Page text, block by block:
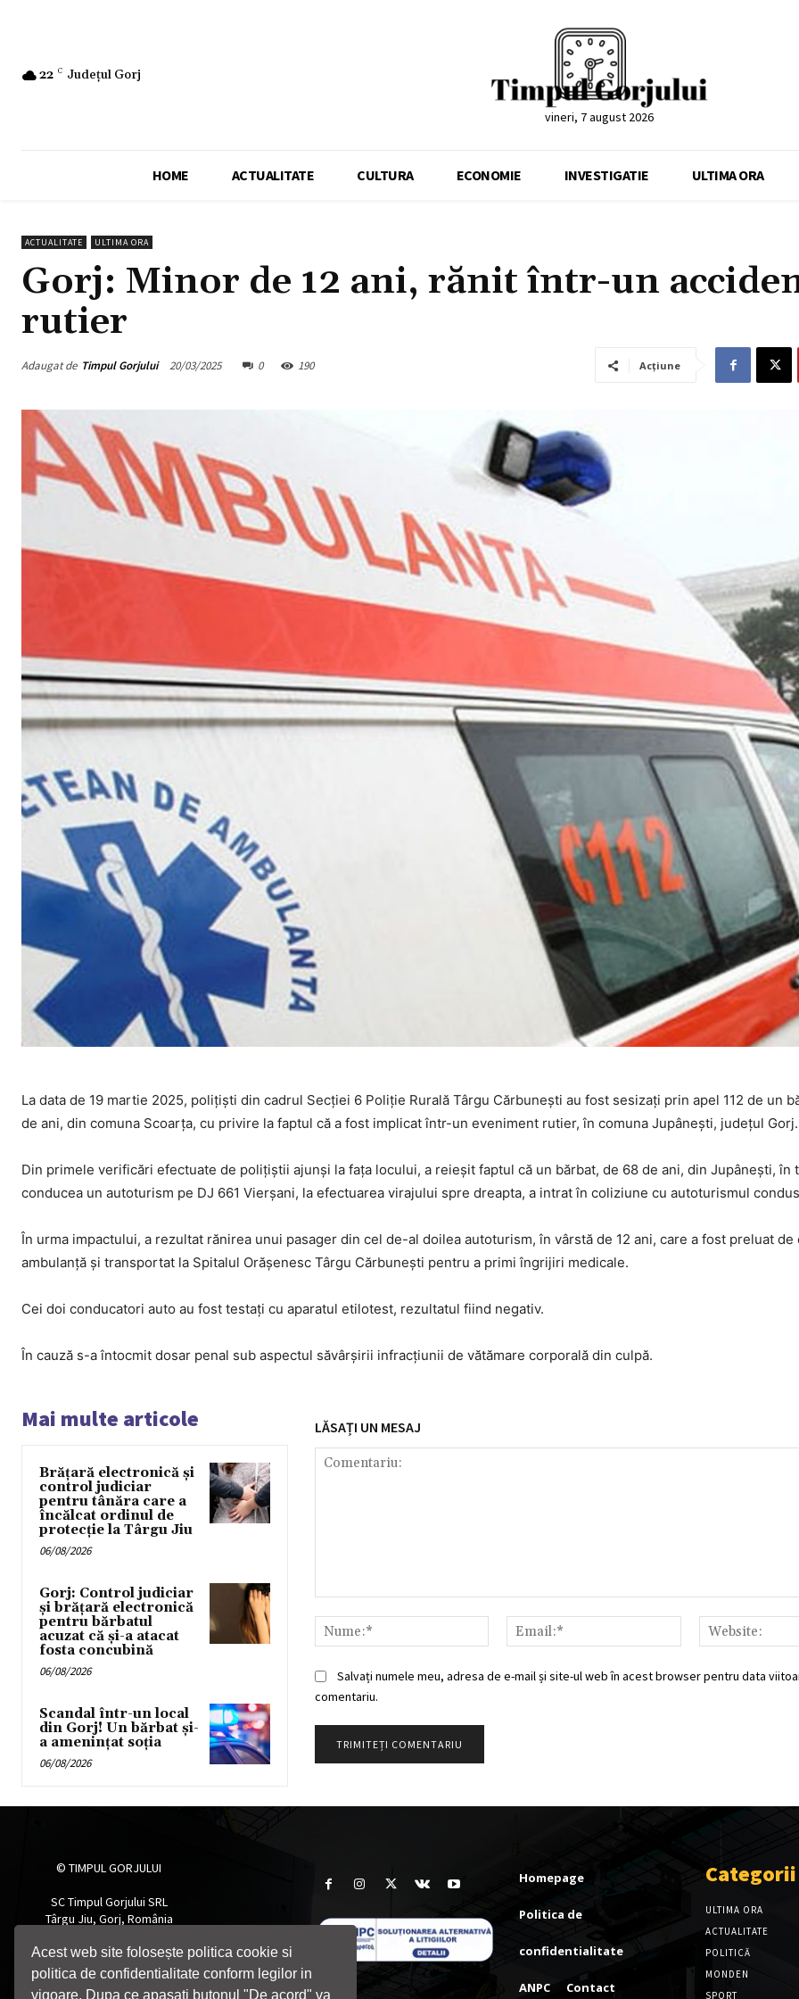
Acest web site folosește politica cookie si
politica de confidentialitate conform legilor in
vigoare. Dupa ce apasati butonul "De acord" va
22 C Județul Gorj
vineri, 7 august 2026
HOME ACTUALITATE CULTURA ECONOMIE INVESTIGATIE ULTIMA ORA
ACTUALITATE ULTIMA ORA
Gorj: Minor de 12 ani, rănit într-un
rutier
Adaugat de Timpul Gorjului 20/03/2025 0 190 Acțiune
La data de 19 martie 2025, polițiști din cadrul Secției 6 Poliție Rurală Târgu Cărbunești au fost sesizaţi prin apel 112 de un
de ani, din comuna Scoarța, cu privire la faptul că a fost implicat într-un eveniment rutier, în comuna Jupânești, județul Gorj.
Din primele verificări efectuate de polițiștii ajunși la fața locului, a reieșit faptul că un bărbat, de 68 de ani, din Jupânești, în
conducea un autoturism pe DJ 661 Vierșani, la efectuarea virajului spre dreapta, a intrat în coliziune cu autoturismul
În urma impactului, a rezultat rănirea unui pasager din cel de-al doilea autoturism, în vârstă de 12 ani, care a fost preluat de
ambulanță și transportat la Spitalul Orășenesc Târgu Cărbunești pentru a primi îngrijiri medicale.
Cei doi conducatori auto au fost testați cu aparatul etilotest, rezultatul fiind negativ.
În cauză s-a întocmit dosar penal sub aspectul săvârșirii infracțiunii de vătămare corporală din culpă.
Mai multe articole
Brățară electronică și
control judiciar
pentru tânăra care a
încălcat ordinul de
protecție la Târgu Jiu
06/08/2026
Gorj: Control judiciar
și brățară electronică
pentru bărbatul
acuzat că și-a atacat
fosta concubină
06/08/2026
Scandal într-un local
din Gorj! Un bărbat și-
a amenințat soția
06/08/2026
LĂSAȚI UN MESAJ
Nume:*
Email:*
Salvați numele meu, adresa de e-mail și site-ul web în acest browser pentru data
comentariu.
© TIMPUL GORJULUI
SC Timpul Gorjului SRL
Târgu Jiu, Gorj, România
Email: timpulgorjului@yahoo.com
Homepage
Politica de
confidentialitate
ANPC Contact
Categorii
ULTIMA ORA
ACTUALITATE
POLITICĂ
MONDEN
SPORT